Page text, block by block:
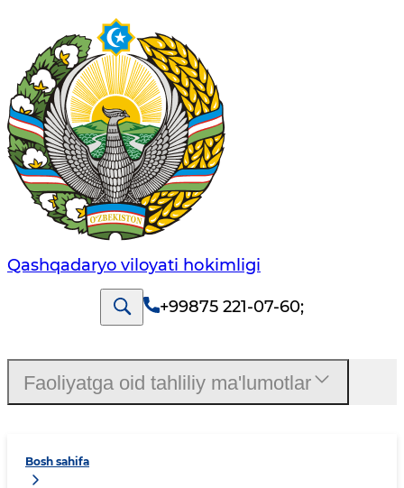
Qashqadaryo viloyati hоkimligi
+99875 221-07-60;
Bosh sahifa
Faoliyatga oid tahliliy ma'lumotlar